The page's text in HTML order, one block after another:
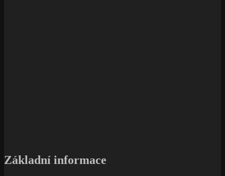
Základní informace